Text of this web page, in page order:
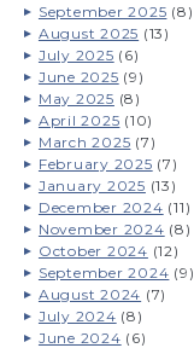
September 2025 (8)
August 2025 (13)
July 2025 (6)
June 2025 (9)
May 2025 (8)
April 2025 (10)
March 2025 (7)
February 2025 (7)
January 2025 (13)
December 2024 (11)
November 2024 (8)
October 2024 (12)
September 2024 (9)
August 2024 (7)
July 2024 (8)
June 2024 (6)